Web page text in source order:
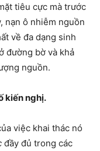
tiêu cực mà trước
nạn ô nhiễm nguồn
về đa dạng sinh
đường bờ và khả
nguồn.
kiến nghị.
việc khai thác nó
đầy đủ trong các